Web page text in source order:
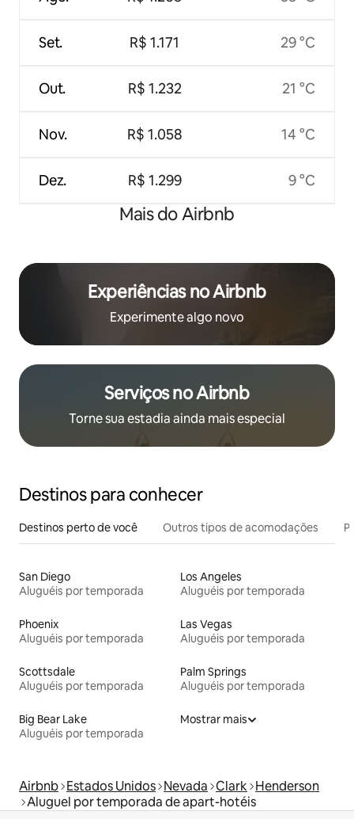
Set.
Out.
Nov.
Dez.
R$ 1.171
R$ 1.232
R$ 1.058
R$ 1.299
29 °C
21 °C
14 °C
9 °C
Mais do Airbnb
Experiências no Airbnb
Experimente algo novo
Serviços no Airbnb
Torne sua estadia ainda mais especial
Destinos para conhecer
Destinos perto de você Outros tipos de acomodações
San Diego
Aluguéis por temporada
Los Angeles
Aluguéis por temporada
Phoenix
Aluguéis por temporada
Las Vegas
Aluguéis por temporada
Scottsdale
Aluguéis por temporada
Palm Springs
Aluguéis por temporada
Big Bear Lake
Aluguéis por temporada
Mostrar mais
Airbnb Estados Unidos Nevada Clark Henderson
Aluguel por temporada de apart-hotéis